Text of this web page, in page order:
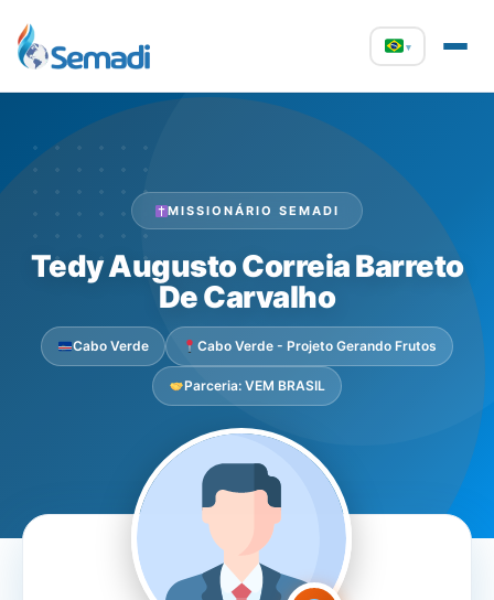
▾
MISSIONÁRIO SEMADI
Tedy Augusto Correia Barreto
De Carvalho
Cabo Verde Cabo Verde - Projeto Gerando Frutos
Parceria: VEM BRASIL